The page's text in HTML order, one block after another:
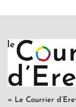
« Le Courrier